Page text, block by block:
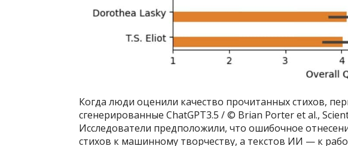
Когда люди оценили качество прочитанных стихов,
сгенерированные ChatGPT3.5 / © Brian Porter et al.,
Исследователи предположили, что ошибочное
стихов к машинному творчеству, а текстов ИИ — к